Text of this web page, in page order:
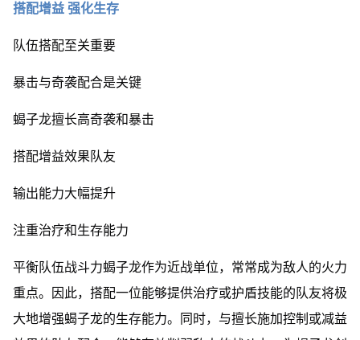
搭配增益 强化生存
队伍搭配至关重要
暴击与奇袭配合是关键
蝎子龙擅长高奇袭和暴击
搭配增益效果队友
输出能力大幅提升
注重治疗和生存能力
平衡队伍战斗力蝎子龙作为近战单位，常常成为敌人的火力
重点。因此，搭配一位能够提供治疗或护盾技能的队友将极
大地增强蝎子龙的生存能力。同时，与擅长施加控制或减益